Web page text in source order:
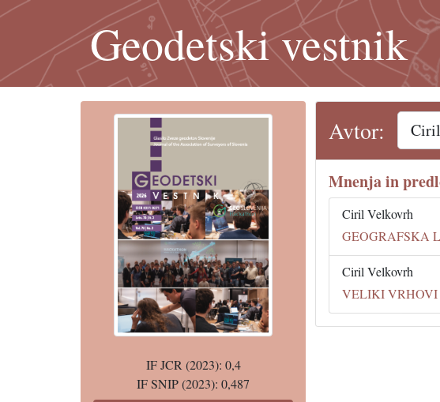
Geodetski vestnik
IF JCR (2023): 0,4
IF SNIP (2023): 0,487
Avtor:
Mnenja in
Ciril Velkovrh
GEOGRAFSKA
Ciril Velkovrh
VELIKI VRHOVI